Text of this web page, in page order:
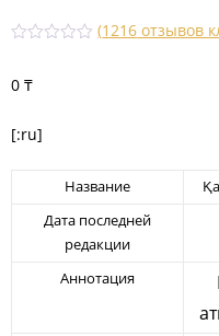
2.52
основ
е
(1216 отзывов
0 ₸
[:ru]
Название
Дата последней
редакции
Аннотация